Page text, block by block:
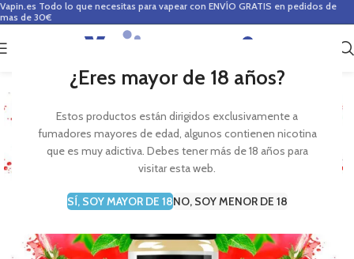
¿Eres mayor de 18 años?
Estos productos están dirigidos exclusivamente a
fumadores mayores de edad, algunos contienen nicotina
que es muy adictiva. Debes tener más de 18 años para
visitar esta web.
SÍ, SOY MAYOR DE 18NO, SOY MENOR DE 18
Vapin.es Todo lo que necesitas para vapear con ENVÍO GRATIS en pedidos de
mas de 30€
0